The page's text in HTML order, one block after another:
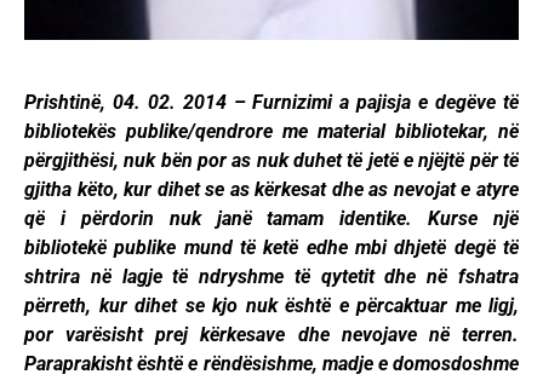
Prishtinë, 04. 02. 2014 – Furnizimi a pajisja e degëve të
bibliotekës publike/qendrore me material bibliotekar, në
përgjithësi, nuk bën por as nuk duhet të jetë e njëjtë për të
gjitha këto, kur dihet se as kërkesat dhe as nevojat e atyre
që i përdorin nuk janë tamam identike. Kurse një
bibliotekë publike mund të ketë edhe mbi dhjetë degë të
shtrira në lagje të ndryshme të qytetit dhe në fshatra
përreth, kur dihet se kjo nuk është e përcaktuar me ligj,
por varësisht prej kërkesave dhe nevojave në terren.
Paraprakisht është e rëndësishme, madje e domosdoshme